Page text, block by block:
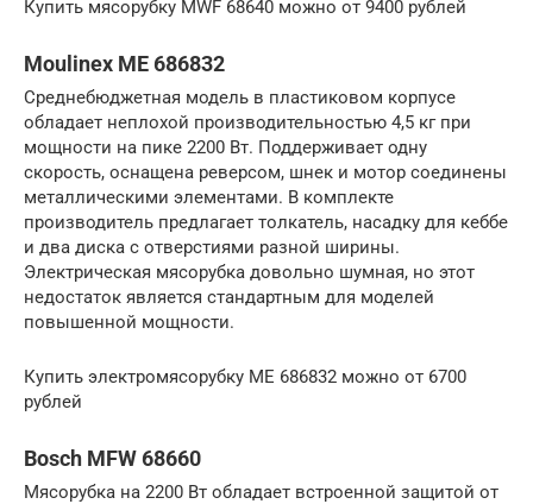
Купить мясорубку MWF 68640 можно от 9400 рублей
Moulinex ME 686832
Среднебюджетная модель в пластиковом корпусе
обладает неплохой производительностью 4,5 кг при
мощности на пике 2200 Вт. Поддерживает одну
скорость, оснащена реверсом, шнек и мотор соединены
металлическими элементами. В комплекте
производитель предлагает толкатель, насадку для кеббе
и два диска с отверстиями разной ширины.
Электрическая мясорубка довольно шумная, но этот
недостаток является стандартным для моделей
повышенной мощности.
Купить электромясорубку ME 686832 можно от 6700
рублей
Bosch MFW 68660
Мясорубка на 2200 Вт обладает встроенной защитой от